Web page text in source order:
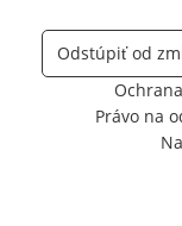
Odstúpiť od
Právo na